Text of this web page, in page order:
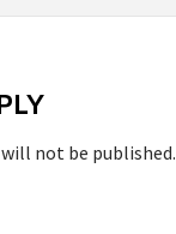
not be published.